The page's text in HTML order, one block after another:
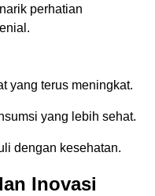
perhatian
yang terus meningkat.
yang lebih sehat.
dengan kesehatan.
Inovasi